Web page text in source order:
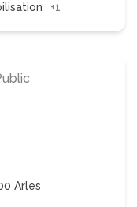
+1
Arles